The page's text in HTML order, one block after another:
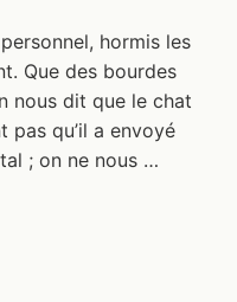
hormis les
Que des bourdes
nous dit que le chat
pas qu’il a envoyé
; on ne nous …